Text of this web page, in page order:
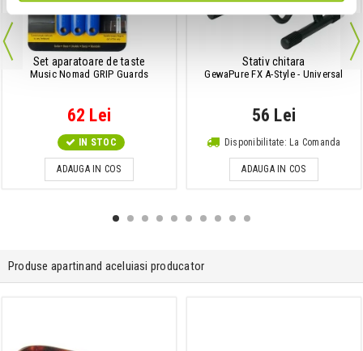
Set aparatoare de taste
Music Nomad GRIP Guards
62 Lei
IN STOC
ADAUGA IN COS
Stativ chitara
GewaPure FX A-Style - Universal
56 Lei
Disponibilitate: La Comanda
ADAUGA IN COS
Produse apartinand aceluiasi producator